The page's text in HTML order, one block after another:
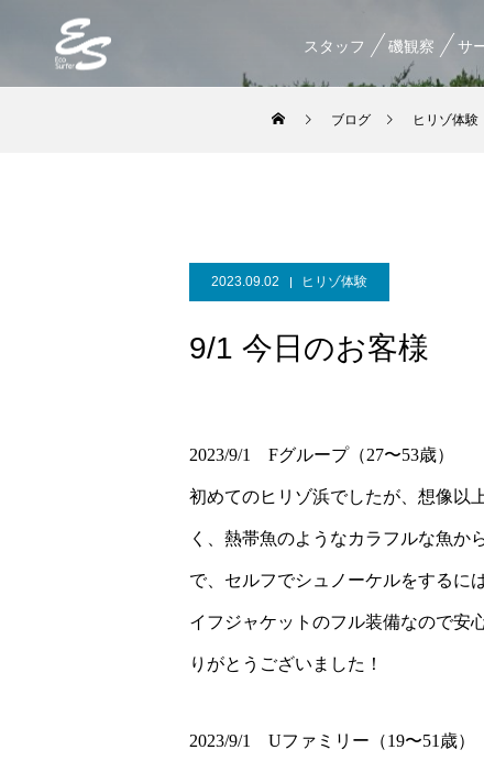
スタッフ 磯観察 サ
ブログ ヒリゾ体験
2023.09.02 ヒリゾ体験
9/1 今日のお客様
2023/9/1 Fグループ（27〜53歳）
初めてのヒリゾ浜でしたが、想像以
く、熱帯魚のようなカラフルな魚か
で、セルフでシュノーケルをするに
イフジャケットのフル装備なので安
りがとうございました！
2023/9/1 Uファミリー（19〜51歳）